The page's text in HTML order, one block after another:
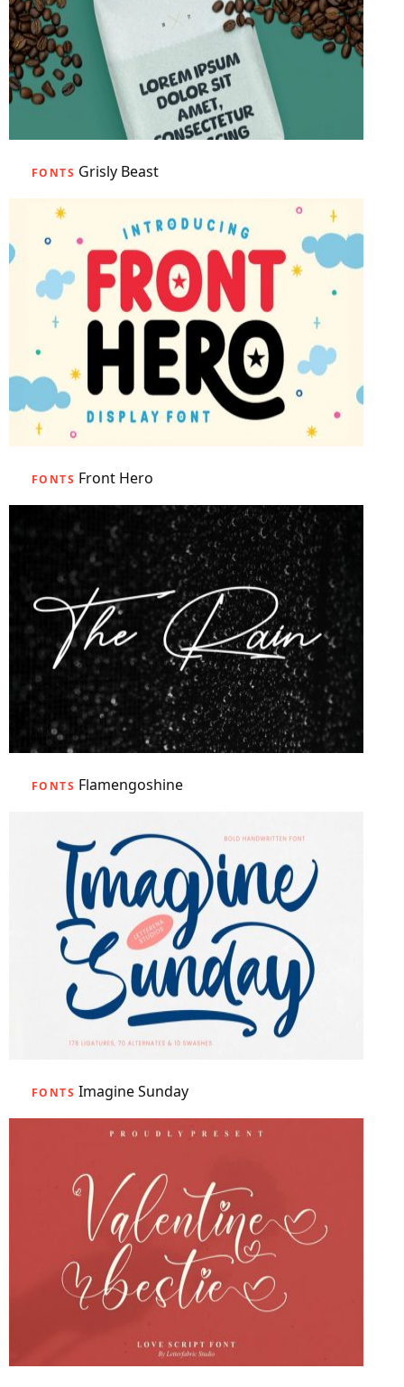
FONTS Grisly Beast
FONTS Front Hero
FONTS Flamengoshine
FONTS Imagine Sunday